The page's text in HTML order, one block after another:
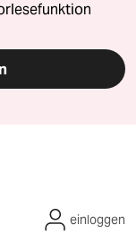
einloggen